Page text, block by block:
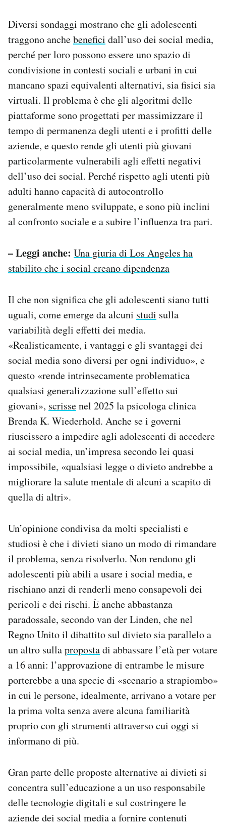
Diversi sondaggi mostrano che gli adolescenti
traggono anchebenefici dall’uso dei social media,
perché per loro possono essere uno spazio di
condivisione in contesti sociali e urbani in cui
mancano spazi equivalenti alternativi, sia fisici sia
virtuali. Il problema è che gli algoritmi delle
piattaforme sono progettati per massimizzare il
tempo di permanenza degli utenti e i profitti delle
aziende, e questo rende gli utenti più giovani
particolarmente vulnerabili agli effetti negativi
dell’uso dei social. Perché rispetto agli utenti più
adulti hanno capacità di autocontrollo
generalmente meno sviluppate, e sono più inclini
al confronto sociale e a subire l’influenza tra pari.
– Leggi anche: Una giuria di Los Angeles ha
stabilito che i social creano dipendenza
Il che non significa che gli adolescenti siano tutti
uguali, come emerge da alcuni studi sulla
variabilità degli effetti dei media.
«Realisticamente, i vantaggi e gli svantaggi dei
social media sono diversi per ogni individuo», e
questo «rende intrinsecamente problematica
qualsiasi generalizzazione sull’effetto sui
giovani», scrissenel 2025 la psicologa clinica
Brenda K. Wiederhold. Anche se i governi
riuscissero a impedire agli adolescenti di accedere
ai social media, un’impresa secondo lei quasi
impossibile, «qualsiasi legge o divieto andrebbe a
migliorare la salute mentale di alcuni a scapito di
quella di altri».
Un’opinione condivisa da molti specialisti e
studiosi è che i divieti siano un modo di rimandare
il problema, senza risolverlo. Non rendono gli
adolescenti più abili a usare i social media, e
rischiano anzi di renderli meno consapevoli dei
pericoli e dei rischi. È anche abbastanza
paradossale, secondo van der Linden, che nel
Regno Unito il dibattito sul divieto sia parallelo a
un altro sullapropostadi abbassare l’età per votare
a 16 anni: l’approvazione di entrambe le misure
porterebbe a una specie di «scenario a strapiombo»
in cui le persone, idealmente, arrivano a votare per
la prima volta senza avere alcuna familiarità
proprio con gli strumenti attraverso cui oggi si
informano di più.
Gran parte delle proposte alternative ai divieti si
concentra sull’educazione a un uso responsabile
delle tecnologie digitali e sul costringere le
aziende dei social media a fornire contenuti